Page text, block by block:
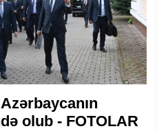
olub - FOTOLAR